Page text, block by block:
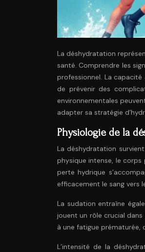
La déshydratation
santé. Comprendre les
professionnel. La
de prévenir des
environnementales
adapter sa stratégie
Physiologie de la
La déshydratation
physique intense, le
perte hydrique
efficacement le sang vers
La sudation entraîne
jouent un rôle crucial
à une fatigue prématurée,
L’intensité de la